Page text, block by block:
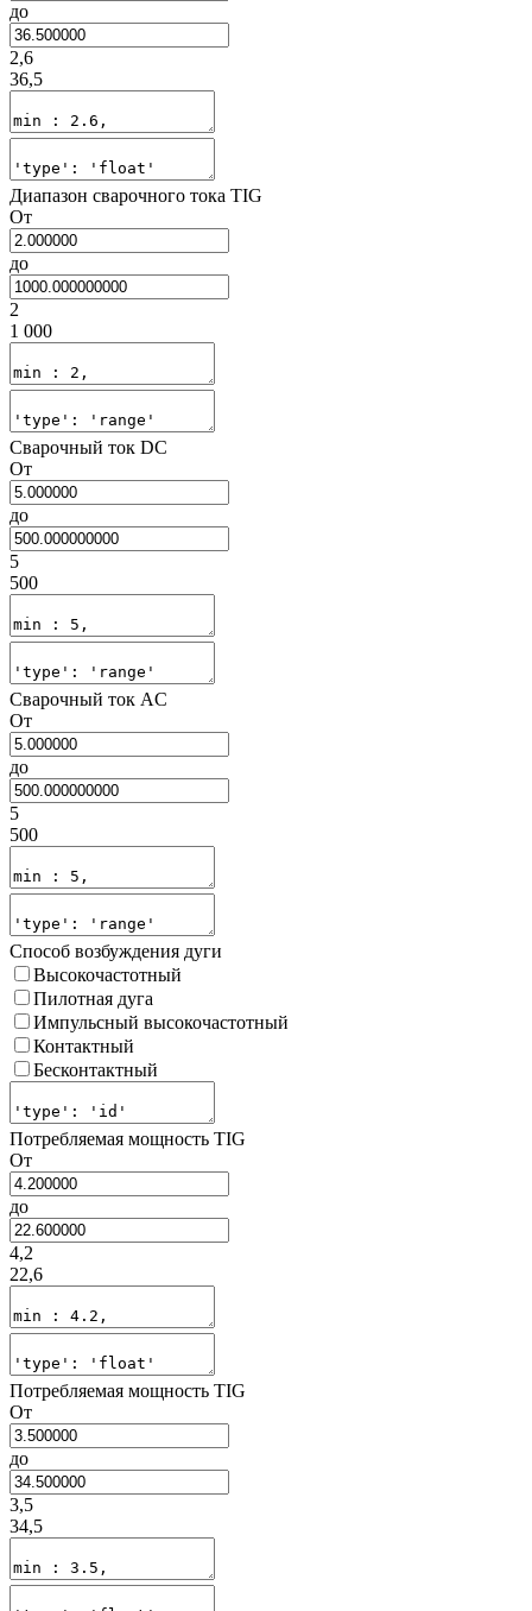
до
2,6
36,5
Диапазон сварочного тока TIG
От
до
2
1 000
Сварочный ток DC
От
до
5
500
Сварочный ток AC
От
до
5
500
Способ возбуждения дуги
Высокочастотный
Пилотная дуга
Импульсный высокочастотный
Контактный
Бесконтактный
Потребляемая мощность TIG
От
до
4,2
22,6
Потребляемая мощность TIG
От
до
3,5
34,5